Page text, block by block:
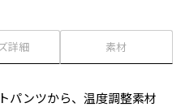
詳細 素材
パンツから、温度調整素材